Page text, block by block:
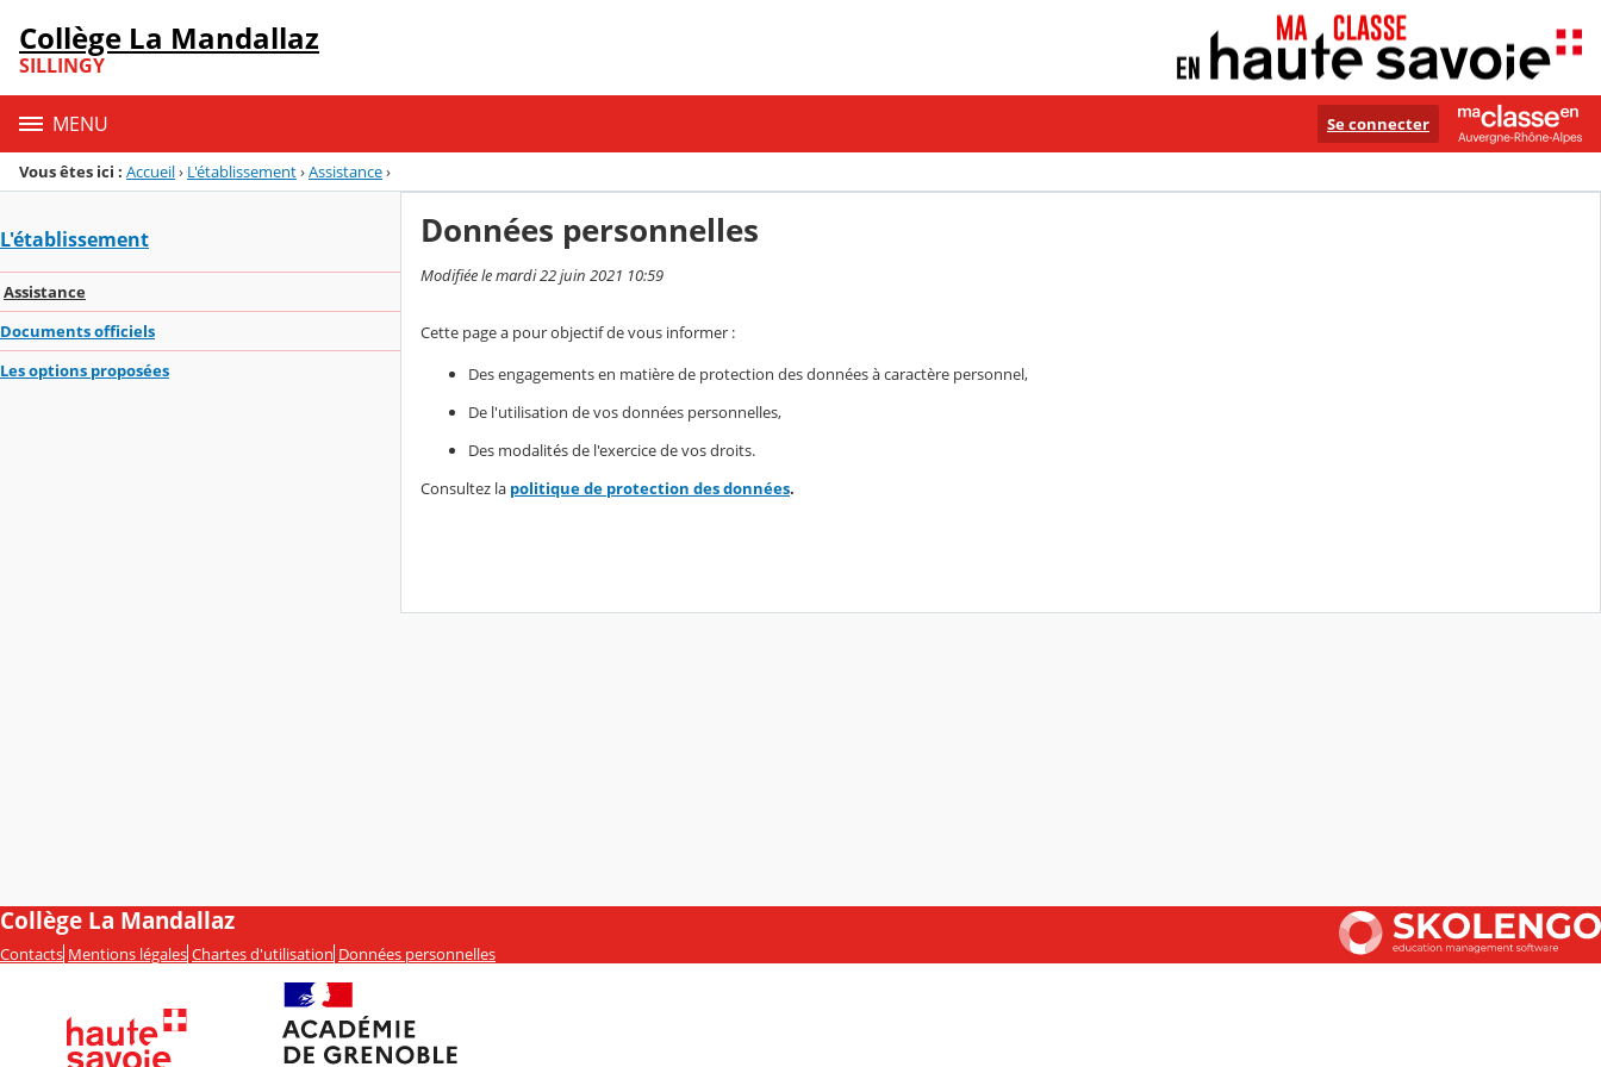
Menu de la rubrique
Contenu
Collège La Mandallaz
SILLINGY
MENU Se connecter
Vous êtes ici : Accueil› L'établissement›Assistance›
L'établissement
Assistance
Documents officiels
Les options proposées
Données personnelles
Modifiée le mardi 22 juin 2021 10:59
Cette page a pour objectif de vous informer :
Des engagements en matière de protection des données à caractère personnel,
De l'utilisation de vos données personnelles,
Des modalités de l'exercice de vos droits.
Consultez la politique de protection des données.
Collège La Mandallaz
Contacts Mentions légales Chartes d'utilisation Données personnelles